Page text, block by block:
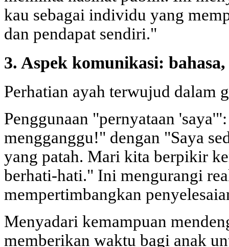
kau sebagai individu yang
dan pendapat sendiri."
3. Aspek komunikasi:
Perhatian ayah terwujud dalam
Penggunaan "pernyataan
mengganggu!" dengan "Saya
yang patah. Mari kita berpikir
berhati-hati." Ini mengurangi
mempertimbangkan
Menyadari kemampuan
memberikan waktu bagi anak